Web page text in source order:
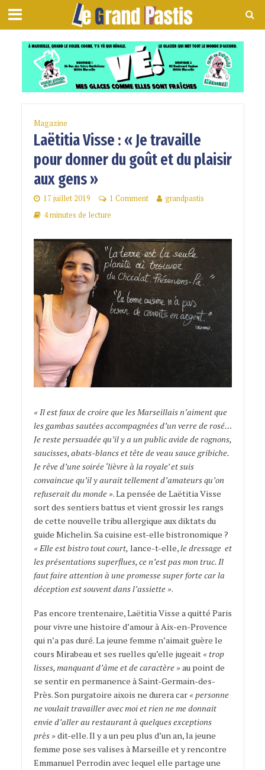
Magazine
Laëtitia Visse : « Je travaille
pour donner du goût et du plaisir
aux gens »
17 juillet 2019 1 Comment
grandpastis
4 minutes de lecture
« Il est faux de croire que les Marseillais n’aiment que
les gambas sautées accompagnées d’un verre de rosé…
Je reste persuadée qu’il y a un public avide de rognons,
saucisses, abats-blancs et tête de veau sauce gribiche.
Je rêve d’une soirée ‘lièvre à la royale’ et suis
convaincue qu’il y aurait tellement d’amateurs qu’on
refuserait du monde ». La pensée de Laëtitia Visse
sort des sentiers battus et vient grossir les rangs
de cette nouvelle tribu allergique aux diktats du
guide Michelin. Sa cuisine est-elle bistronomique ?
« Elle est bistro tout court, lance-t-elle,le dressage et
les présentations superflues, ce n’est pas mon truc. Il
faut faire attention à une promesse super forte car la
déception est souvent dans l’assiette ».
Pas encore trentenaire, Laëtitia Visse a quitté Paris
pour vivre une histoire d’amour à Aix-en-Provence
qui n’a pas duré. La jeune femme n’aimait guère le
cours Mirabeau et ses ruelles qu’elle jugeait « trop
lisses, manquant d’âme et de caractère »au point de
se sentir en permanence à Saint-Germain-des-
Près. Son purgatoire aixois ne durera car « personne
ne voulait travailler avec moi et rien ne me donnait
envie d’aller au restaurant à quelques exceptions
près »dit-elle. Il y a un peu plus d’un an, la jeune
femme pose ses valises à Marseille et y rencontre
Emmanuel Perrodin avec lequel elle partage une